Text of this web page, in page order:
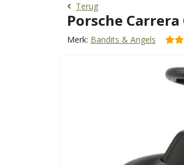
Terug
Porsche
Merk: Bandits & Angels